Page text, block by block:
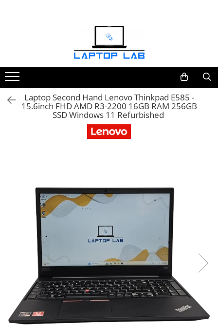
Mouseuri
Încărcătoare
Laptop Second Hand Lenovo Thinkpad E585 -
15.6inch FHD AMD R3-2200 16GB RAM 256GB
SSD Windows 11 Refurbished